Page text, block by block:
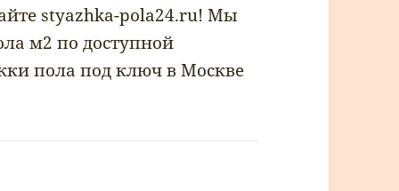
styazhka-pola24.ru! Мы
м2 по доступной
пола под ключ в Москве